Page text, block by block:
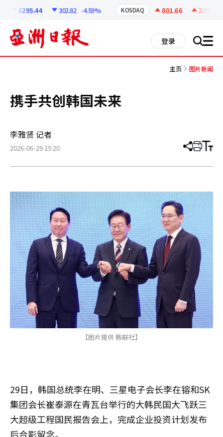
6295.44 302.82 -4.59% KOSDAQ 801.66 2.07
登录 搜 all
主页 图片新闻
携手共创韩国未来
李雅贤 记者
2026-06-29 15:20 分
章
打 调
小
【图片提供 韩联社】
29日，韩国总统李在明、三星电子会长李在镕和SK
集团会长崔泰源在青瓦台举行的大韩民国大飞跃三
大超级工程国民报告会上，完成企业投资计划发布
后合影留念。 ​​​